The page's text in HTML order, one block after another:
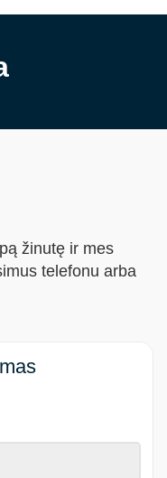
žinutę ir mes
telefonu arba